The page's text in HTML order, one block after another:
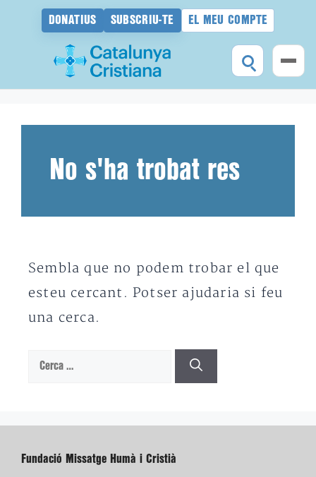
DONATIUS SUBSCRIU-TE EL MEU COMPTE
No s'ha trobat res
Sembla que no podem trobar el que
esteu cercant. Potser ajudaria si feu
una cerca.
Cerca:
Fundació Missatge Humà i Cristià